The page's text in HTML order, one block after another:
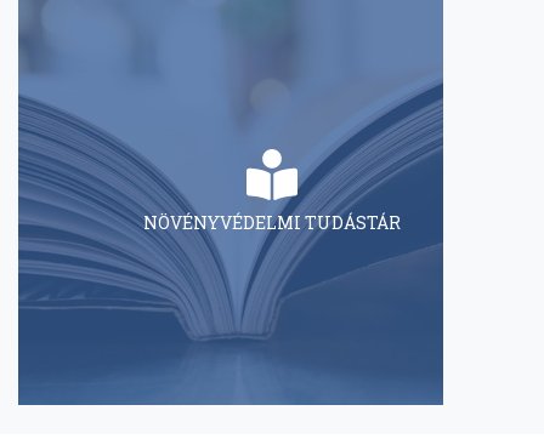
NÖVÉNYVÉDELMI TUDÁSTÁR